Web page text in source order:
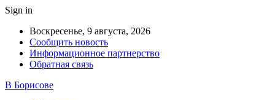
Sign in
Воскресенье, 9 августа, 2026
Сообщить новость
Информационное партнерство
Обратная связь
В Борисове